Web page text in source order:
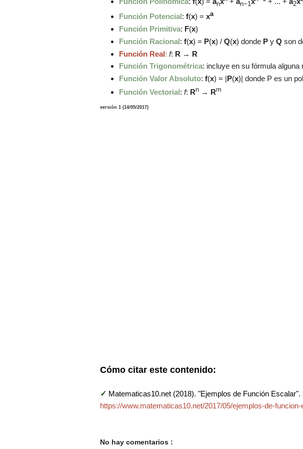
n n−1 2
Función Potencial: f(x) = xa
Función Primitiva: F(x)
Función Racional: f(x) = P(x) / Q(x) donde P y Q son
Función Real: f: R → R
Función Trigonométrica: incluye en su fórmula
Función Valor Absoluto: f(x) = |P(x)| donde P es un
Función Vectorial: f: Rn→ Rm
versión 1 (14/05/2017)
Cómo citar este contenido:
✓ Matematicas10.net (2018). "Ejemplos de Función Escalar".
https://www.matematicas10.net/2017/05/ejemplos-de-
No hay comentarios :